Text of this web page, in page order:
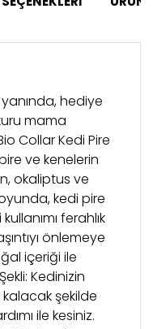
hediye
mama
Collar Kedi Pire
ve kenelerin
okaliptus ve
kedi pire
ferahlık
önlemeye
içeriği ile
Kedinizin
şekilde
ile kesiniz.